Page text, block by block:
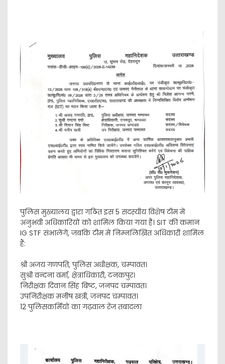
​पुलिस मुख्यालय द्वारा गठित इस 5 सदस्यीय विशेष टीम में
अनुभवी अधिकारियों को शामिल किया गया है। SIT की कमान
IG STF संभालेंगे, जबकि टीम में निम्नलिखित अधिकारी शामिल
हैं:
​श्री अजय गणपति, पुलिस अधीक्षक, चम्पावत।
​सुश्री वन्दना वर्मा, क्षेत्राधिकारी, टनकपुर।
​निरीक्षक दिवान सिंह बिष्ट, जनपद चम्पावत।
​उपनिरीक्षक मनीष खत्री, जनपद चम्पावत।
​12 पुलिसकर्मियों का गढ़वाल रेंज तबादला